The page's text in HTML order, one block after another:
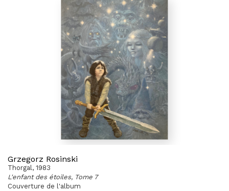
Grzegorz Rosinski
Thorgal, 1983
L'enfant des étoiles, Tome 7
Couverture de l'album